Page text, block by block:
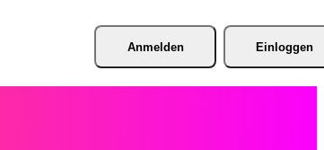
Anmelden Einloggen